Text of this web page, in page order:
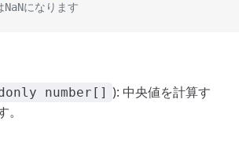
になります
number[] ): 中央値を計算す